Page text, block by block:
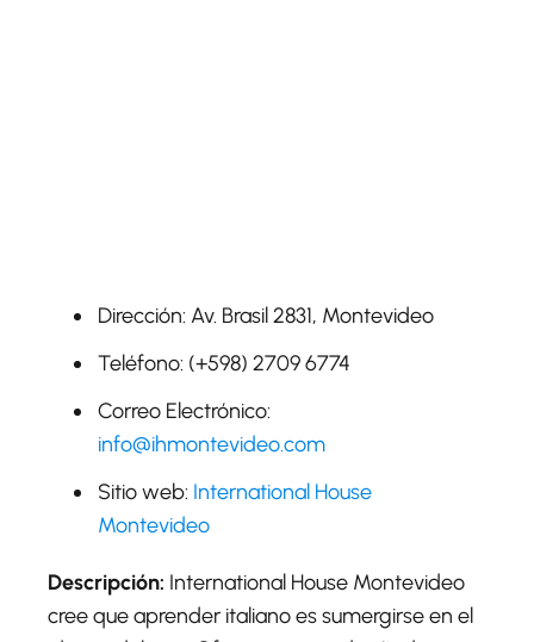
Dirección: Av. Brasil 2831, Montevideo
Teléfono: (+598) 2709 6774
Correo Electrónico:
info@ihmontevideo.com
Sitio web: International House
Montevideo
Descripción: International House Montevideo
cree que aprender italiano es sumergirse en el